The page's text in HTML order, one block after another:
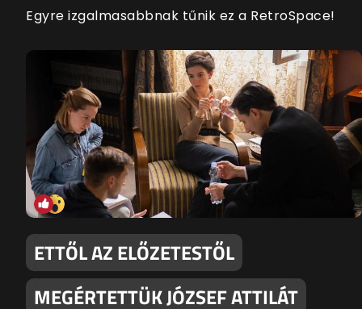
Egyre izgalmasabbnak tűnik ez a RetroSpace!
ETTŐL AZ ELŐZETESTŐL
MEGÉRTETTÜK JÓZSEF ATTILÁT